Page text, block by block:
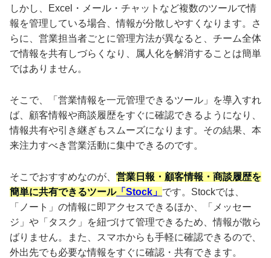
しかし、Excel・メール・チャットなど複数のツールで情
報を管理している場合、情報が分散しやすくなります。さ
らに、営業担当者ごとに管理方法が異なると、チーム全体
で情報を共有しづらくなり、属人化を解消することは簡単
ではありません。
そこで、「営業情報を一元管理できるツール」を導入すれ
ば、顧客情報や商談履歴をすぐに確認できるようになり、
情報共有や引き継ぎもスムーズになります。その結果、本
来注力すべき営業活動に集中できるのです。
そこでおすすめなのが、 営業日報・顧客情報・商談履歴を
簡単に共有できるツール「Stock」 です。Stockでは、
「ノート」の情報に即アクセスできるほか、「メッセー
ジ」や「タスク」を紐づけて管理できるため、情報が散ら
ばりません。また、スマホからも手軽に確認できるので、
外出先でも必要な情報をすぐに確認・共有できます。